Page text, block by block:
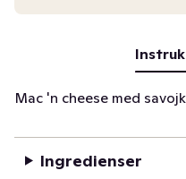
Mac 'n cheese med
Ingredienser